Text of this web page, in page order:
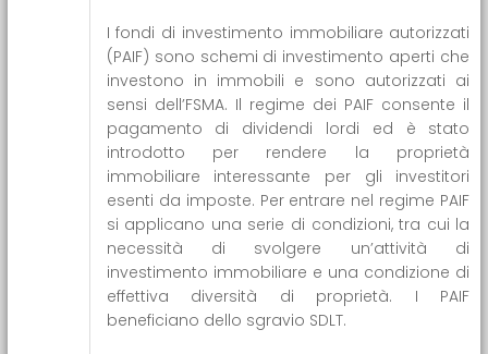
I fondi di investimento immobiliare autorizzati
(PAIF) sono schemi di investimento aperti che
investono in immobili e sono autorizzati ai
sensi dell’FSMA. Il regime dei PAIF consente il
pagamento di dividendi lordi ed è stato
introdotto per rendere la proprietà
immobiliare interessante per gli investitori
esenti da imposte. Per entrare nel regime PAIF
si applicano una serie di condizioni, tra cui la
necessità di svolgere un’attività di
investimento immobiliare e una condizione di
effettiva diversità di proprietà. I PAIF
beneficiano dello sgravio SDLT.